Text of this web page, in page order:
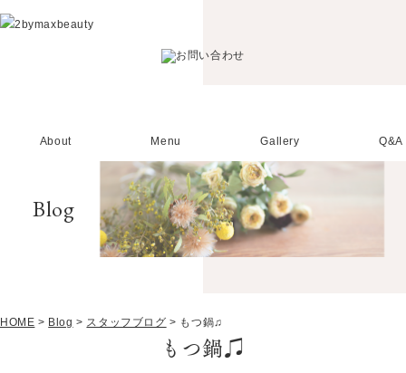
About Menu Gallery Q&A
Blog
HOME > Blog > スタッフブログ > もつ鍋♫
もつ鍋♫